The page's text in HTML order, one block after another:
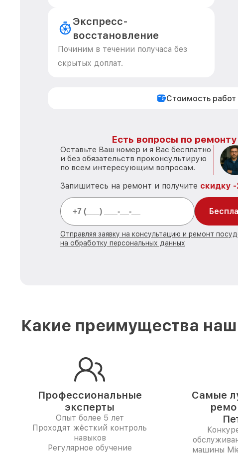
Экспресс-
восстановление
Починим в течении получаса без
скрытых доплат.
Стоимость работ
Есть вопросы по
Оставьте Ваш номер и я Вас бесплатно
и без обязательств проконсультирую
по всем интересующим вопросам.
Запишитесь на ремонт и получите скидку -
Отправляя заявку на консультацию и ремонт
на обработку персональных данных
Какие преимущества
Профессиональные
эксперты
Опыт более 5 лет
Проходят жёсткий контроль
навыков
Регулярное обучение
Самые
машины